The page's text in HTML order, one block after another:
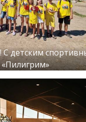
С детским